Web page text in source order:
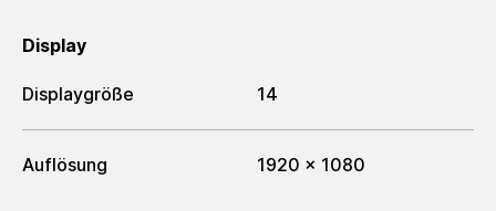
Display
Displaygröße 14
Auflösung 1920 x 1080